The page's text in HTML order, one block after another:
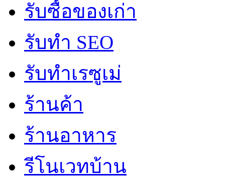
รับซื้อของเก่า
รับทำ SEO
รับทำเรซูเม่
ร้านค้า
ร้านอาหาร
รีโนเวทบ้าน